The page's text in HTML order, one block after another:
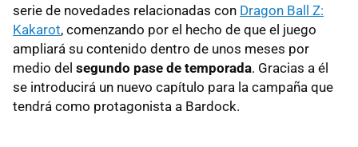
serie de novedades relacionadas con Dragon Ball Z:
Kakarot, comenzando por el hecho de que el juego
ampliará su contenido dentro de unos meses por
medio del segundo pase de temporada. Gracias a él
se introducirá un nuevo capítulo para la campaña que
tendrá como protagonista a Bardock.